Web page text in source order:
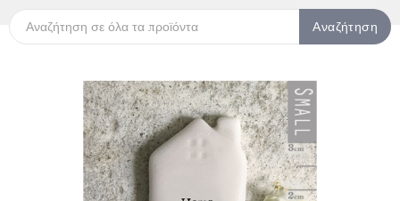
Αναζήτηση